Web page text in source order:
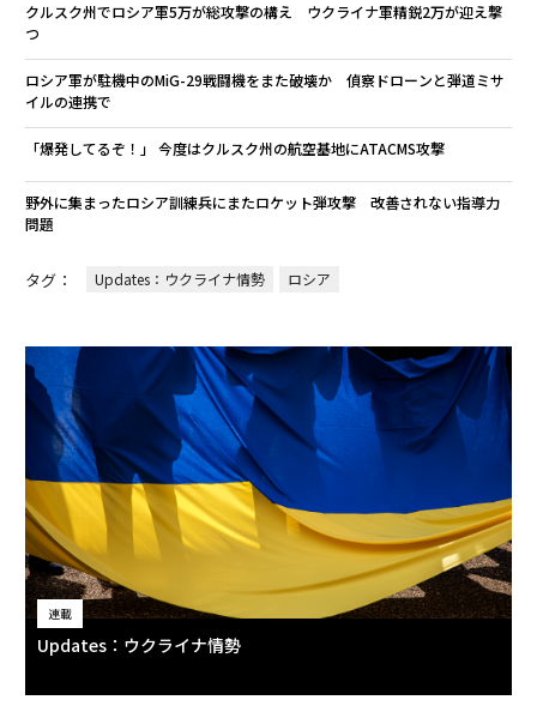
クルスク州でロシア軍5万が総攻撃の構え ウクライナ軍精鋭2万が迎え撃
つ
ロシア軍が駐機中のMiG-29戦闘機をまた破壊か 偵察ドローンと弾道ミサ
イルの連携で
「爆発してるぞ！」 今度はクルスク州の航空基地にATACMS攻撃
野外に集まったロシア訓練兵にまたロケット弾攻撃 改善されない指導力
問題
タグ： Updates：ウクライナ情勢 ロシア
連載
Updates：ウクライナ情勢